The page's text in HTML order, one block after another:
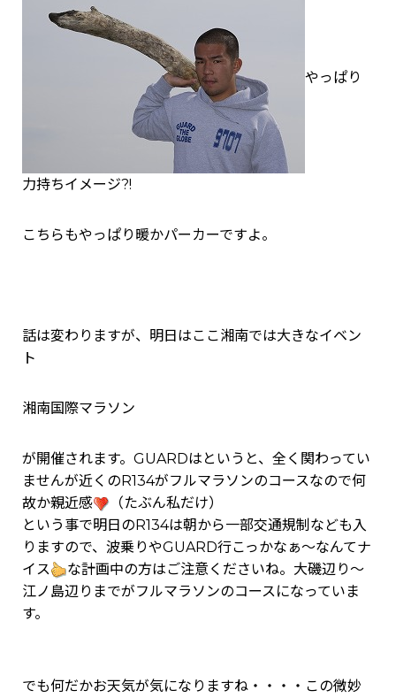
やっぱり
力持ちイメージ?!
こちらもやっぱり暖かパーカーですよ。
話は変わりますが、明日はここ湘南では大きなイベン
ト
湘南国際マラソン
が開催されます。GUARDはというと、全く関わってい
ませんが近くのR134がフルマラソンのコースなので何
故か親近感
（たぶん私だけ）
という事で明日のR134は朝から一部交通規制なども入
りますので、波乗りやGUARD行こっかなぁ～なんてナ
イス
な計画中の方はご注意くださいね。大磯辺り～
江ノ島辺りまでがフルマラソンのコースになっていま
す。
でも何だかお天気が気になりますね・・・・この微妙